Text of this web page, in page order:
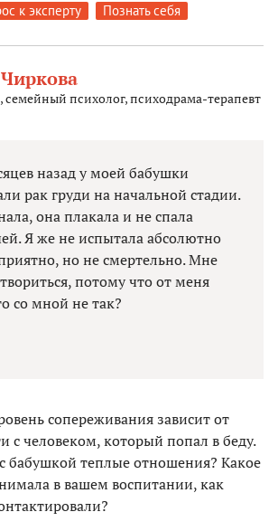
к эксперту Познать себя
семейный психолог, психодрама-терапевт
назад у моей бабушки
рак груди на начальной стадии.
она плакала и не спала
Я же не испытала абсолютно
но не смертельно. Мне
потому что от меня
со мной не так?
сопереживания зависит от
с человеком, который попал в беду.
бабушкой теплые отношения? Какое
в вашем воспитании, как